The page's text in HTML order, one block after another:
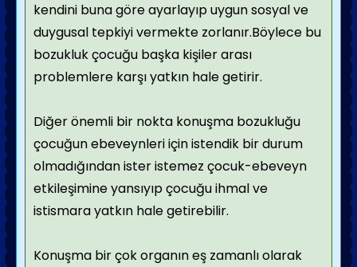
kendini buna göre ayarlayıp uygun sosyal ve
duygusal tepkiyi vermekte zorlanır.Böylece bu
bozukluk çocuğu başka kişiler arası
problemlere karşı yatkın hale getirir.
Diğer önemli bir nokta konuşma bozukluğu
çocuğun ebeveynleri için istendik bir durum
olmadığından ister istemez çocuk-ebeveyn
etkileşimine yansıyıp çocuğu ihmal ve
istismara yatkın hale getirebilir.
Konuşma bir çok organın eş zamanlı olarak